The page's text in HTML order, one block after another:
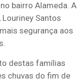
bairro Alameda. A
Santos
segurança aos
destas famílias
chuvas do fim de